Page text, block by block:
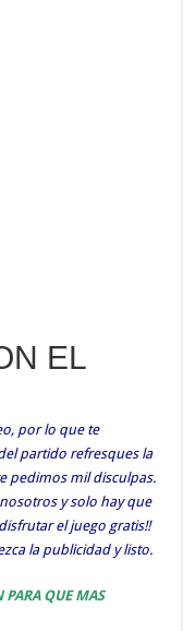
EL
por lo que te
partido refresques la
pedimos mil disculpas.
y solo hay que
el juego gratis!!
la publicidad y listo.
QUE MAS